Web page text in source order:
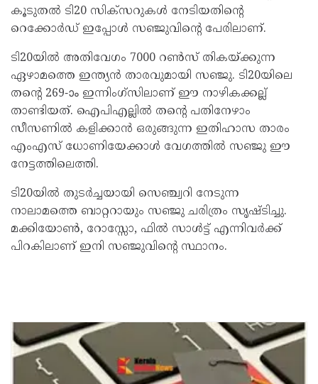
കൂടുതല്‍ ടി20 സിക്സറുകള്‍ നേടിയതിന്റെ
റെക്കോര്‍ഡ് ഇപ്പോള്‍ സഞ്ജുവിന്റെ പേരിലാണ്.
ടി20യില്‍ അതിവേഗം 7000 റണ്‍സ് തികയ്ക്കുന്ന
ഏഴാമത്തെ ഇന്ത്യന്‍ താരവുമായി സഞ്ജു. ടി20യിലെ
തന്റെ 269-ാം ഇന്നിംഗ്സിലാണ് ഈ നാഴികക്കല്ല്
താണ്ടിയത്. ഐപിഎല്ലില്‍ തന്റെ പതിനേഴാം
സീസണില്‍ കളിക്കാന്‍ ഒരുങ്ങുന്ന ഇതിഹാസ താരം
എംഎസ് ധോണിയേക്കാള്‍ വേഗത്തില്‍ സഞ്ജു ഈ
നേട്ടത്തിലെത്തി.
ടി20യില്‍ തുടര്‍ച്ചയായി സെഞ്ച്വറി നേടുന്ന
നാലാമത്തെ ബാറ്ററായും സഞ്ജു ചരിത്രം സൃഷ്ടിച്ചു.
മക്കിയോണ്‍, റോസ്സോ, ഫില്‍ സാള്‍ട്ട് എന്നിവര്‍ക്ക്
പിറകിലാണ് ഇനി സഞ്ജുവിന്റെ സ്ഥാനം.